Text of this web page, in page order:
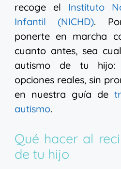
recoge el Instituto
Infantil (NICHD).
ponerte en marcha
cuanto antes, sea
autismo de tu
opciones reales, sin
en nuestra guía de
autismo.
Qué hacer al
de tu hijo